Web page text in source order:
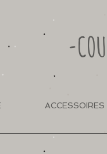
-
ACCESSOIRES